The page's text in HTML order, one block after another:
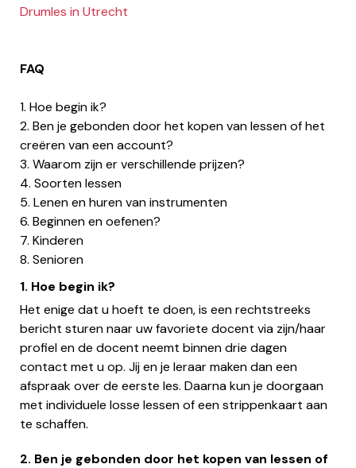
Drumles in Utrecht
FAQ
1. Hoe begin ik?
2. Ben je gebonden door het kopen van lessen of het
creëren van een account?
3. Waarom zijn er verschillende prijzen?
4. Soorten lessen
5. Lenen en huren van instrumenten
6. Beginnen en oefenen?
7. Kinderen
8. Senioren
1. Hoe begin ik?
Het enige dat u hoeft te doen, is een rechtstreeks
bericht sturen naar uw favoriete docent via zijn/haar
profiel en de docent neemt binnen drie dagen
contact met u op. Jij en je leraar maken dan een
afspraak over de eerste les. Daarna kun je doorgaan
met individuele losse lessen of een strippenkaart aan
te schaffen.
2. Ben je gebonden door het kopen van lessen of